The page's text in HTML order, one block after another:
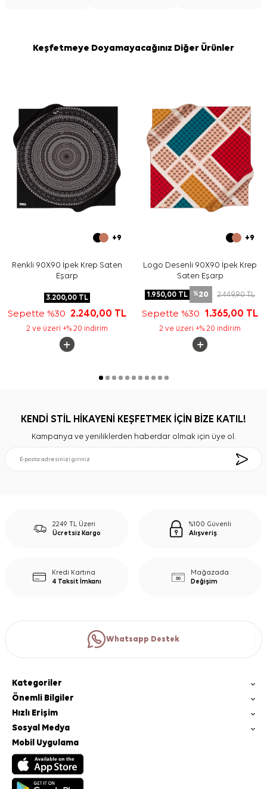
Keşfetmeye Doyamayacağınız Diğer Ürünler
+9
Renkli 90X90 İpek Krep Saten
Eşarp
3.200,00TL
Sepette %30 2.240,00 TL
2 ve üzeri +% 20 indirim
+9
Logo Desenli 90X90 İpek Krep
Saten Eşarp
1.950,00 TL %20 2.449,90TL
Sepette %30 1.365,00 TL
2 ve üzeri +% 20 indirim
KENDİ STİL HİKAYENİ KEŞFETMEK İÇİN BİZE KATIL!
Kampanya ve yeniliklerden haberdar olmak için üye ol.
2249 TL Üzeri
Ücretsiz Kargo
%100 Güvenli
Alışveriş
Kredi Kartına
4 Taksit İmkanı
Mağazada
Değişim
Whatsapp Destek
Kategoriler
Önemli Bilgiler
Hızlı Erişim
Sosyal Medya
Mobil Uygulama